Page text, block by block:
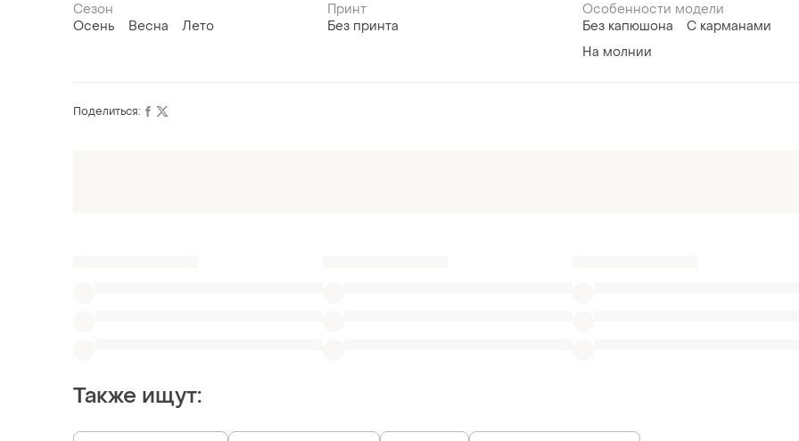
Сезон
Осень
Весна Лето
Принт
Без принта
Особенности модели
Без капюшона
С карманами
На молнии
Поделиться:
Также ищут: